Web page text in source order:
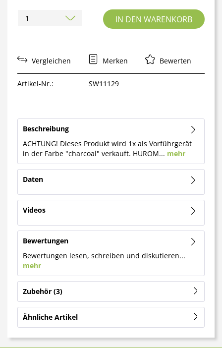
IN DEN WARENKORB
Vergleichen Merken Bewerten
Artikel-Nr.: SW11129
Beschreibung
ACHTUNG! Dieses Produkt wird 1x als Vorführgerät
in der Farbe "charcoal" verkauft. HUROM... mehr
Daten
Videos
Bewertungen
Bewertungen lesen, schreiben und diskutieren...
mehr
Zubehör 3
Ähnliche Artikel